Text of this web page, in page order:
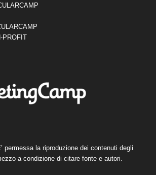
PROFIT
permessa la riproduzione dei contenuti degli
a condizione di citare fonte e autori.